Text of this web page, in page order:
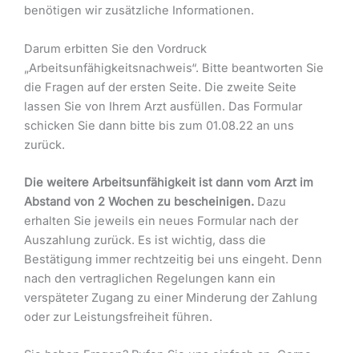
benötigen wir zusätzliche Informationen.
Darum erbitten Sie den Vordruck
„Arbeitsunfähigkeitsnachweis“. Bitte beantworten Sie
die Fragen auf der ersten Seite. Die zweite Seite
lassen Sie von Ihrem Arzt ausfüllen. Das Formular
schicken Sie dann bitte bis zum 01.08.22 an uns
zurück.
Die weitere Arbeitsunfähigkeit ist dann vom Arzt im
Abstand von 2 Wochen zu bescheinigen. Dazu
erhalten Sie jeweils ein neues Formular nach der
Auszahlung zurück. Es ist wichtig, dass die
Bestätigung immer rechtzeitig bei uns eingeht. Denn
nach den vertraglichen Regelungen kann ein
verspäteter Zugang zu einer Minderung der Zahlung
oder zur Leistungsfreiheit führen.